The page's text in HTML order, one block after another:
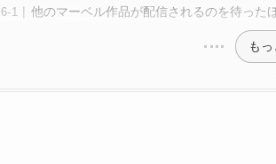
他のマーベル作品が配信されるのを待った
も